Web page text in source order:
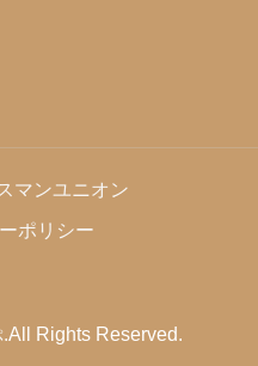
マンユニオン
ポリシー
.All Rights Reserved.